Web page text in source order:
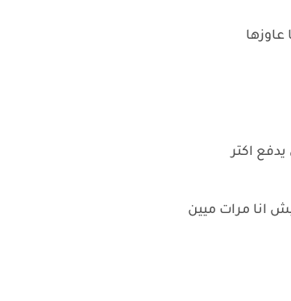
عاوزها
اكتر
انا مرات ميين